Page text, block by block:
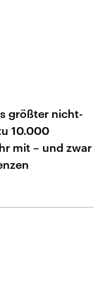
größter nicht-
10.000
mit – und zwar